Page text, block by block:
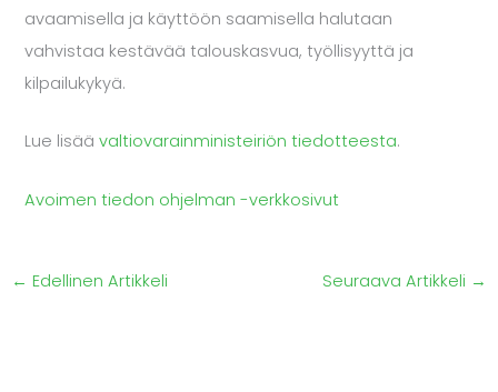
avaamisella ja käyttöön saamisella halutaan
vahvistaa kestävää talouskasvua, työllisyyttä ja
kilpailukykyä.
Lue lisäävaltiovarainministeiriön tiedotteesta.
Avoimen tiedon ohjelman -verkkosivut
← Edellinen Artikkeli Seuraava Artikkeli →